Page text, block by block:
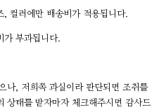
컬러에만 배송비가 적용됩니다.
가 부과됩니다.
나, 저희쪽 과실이라 판단되면 조취를
상태를 받자마자 체크해주시면 감사드